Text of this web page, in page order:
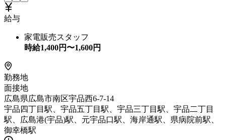
給与
家電販売スタッフ
時給1,400円〜1,600円
勤務地
面接地
広島県広島市南区宇品西6-7-14
宇品四丁目駅、宇品五丁目駅、宇品三丁目駅、宇品二丁目
駅、広島港(宇品)駅、元宇品口駅、海岸通駅、県病院前駅、
御幸橋駅